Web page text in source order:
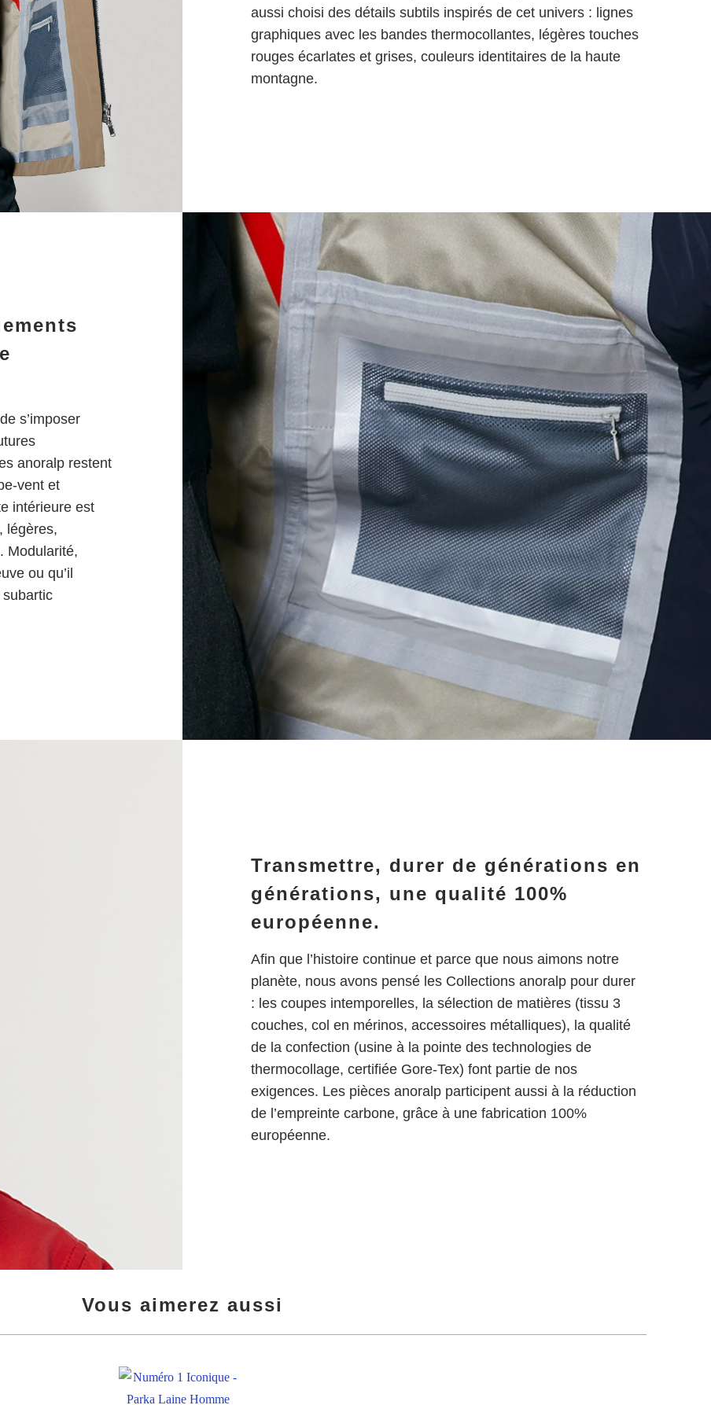
aussi choisi des détails subtils inspirés de cet univers : lignes
graphiques avec les bandes thermocollantes, légères touches
rouges écarlates et grises, couleurs identitaires de la haute
montagne.
s’imposer
anoralp restent
vent et
intérieure est
légères,
Modularité,
ou qu’il
subartic
Transmettre, durer de générations en
générations, une qualité 100%
européenne.
Afin que l’histoire continue et parce que nous aimons notre
planète, nous avons pensé les Collections anoralp pour durer
: les coupes intemporelles, la sélection de matières (tissu 3
couches, col en mérinos, accessoires métalliques), la qualité
de la confection (usine à la pointe des technologies de
thermocollage, certifiée Gore-Tex) font partie de nos
exigences. Les pièces anoralp participent aussi à la réduction
de l’empreinte carbone, grâce à une fabrication 100%
européenne.
Vous aimerez aussi